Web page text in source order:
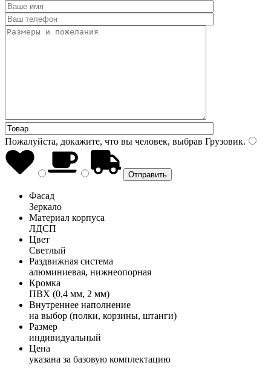
Пожалуйста, докажите, что вы человек, выбрав Грузовик.
Фасад
Зеркало
Материал корпуса
ЛДСП
Цвет
Светлый
Раздвижная система
алюминиевая, нижнеопорная
Кромка
ПВХ (0,4 мм, 2 мм)
Внутреннее наполнение
на выбор (полки, корзины, штанги)
Размер
индивидуальный
Цена
указана за базовую комплектацию